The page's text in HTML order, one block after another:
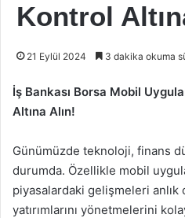
Kontrol
21 Eylül 2024 3 dakika okuma
İş Bankası Borsa Mobil
Altına Alın!
Günümüzde teknoloji, finans
durumda. Özellikle mobil
piyasalardaki gelişmeleri
yatırımlarını yönetmelerini